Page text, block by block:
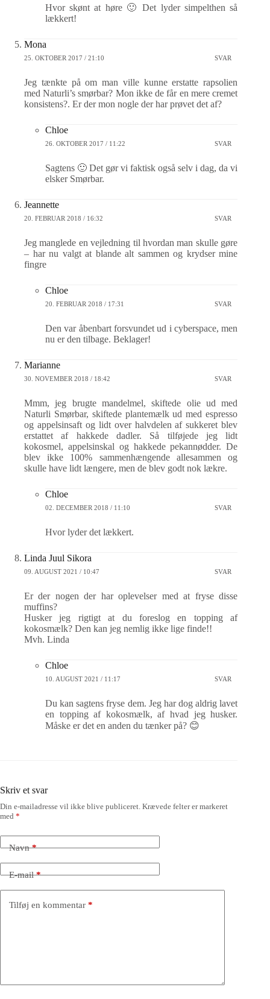
Hvor skønt at høre 🙂 Det lyder simpelthen så
lækkert!
Mona
25. OKTOBER 2017 / 21:10 SVAR
Jeg tænkte på om man ville kunne erstatte rapsolien
med Naturli’s smørbar? Mon ikke de får en mere cremet
konsistens?. Er der mon nogle der har prøvet det af?
Chloe
26. OKTOBER 2017 / 11:22 SVAR
Sagtens 🙂 Det gør vi faktisk også selv i dag, da vi
elsker Smørbar.
Jeannette
20. FEBRUAR 2018 / 16:32 SVAR
Jeg manglede en vejledning til hvordan man skulle gøre
– har nu valgt at blande alt sammen og krydser mine
fingre
Chloe
20. FEBRUAR 2018 / 17:31 SVAR
Den var åbenbart forsvundet ud i cyberspace, men
nu er den tilbage. Beklager!
Marianne
30. NOVEMBER 2018 / 18:42 SVAR
Mmm, jeg brugte mandelmel, skiftede olie ud med
Naturli Smørbar, skiftede plantemælk ud med espresso
og appelsinsaft og lidt over halvdelen af sukkeret blev
erstattet af hakkede dadler. Så tilføjede jeg lidt
kokosmel, appelsinskal og hakkede pekannødder. De
blev ikke 100% sammenhængende allesammen og
skulle have lidt længere, men de blev godt nok lækre.
Chloe
02. DECEMBER 2018 / 11:10 SVAR
Hvor lyder det lækkert.
Linda Juul Sikora
09. AUGUST 2021 / 10:47 SVAR
Er der nogen der har oplevelser med at fryse disse
muffins?
Husker jeg rigtigt at du foreslog en topping af
kokosmælk? Den kan jeg nemlig ikke lige finde!!
Mvh. Linda
Chloe
10. AUGUST 2021 / 11:17 SVAR
Du kan sagtens fryse dem. Jeg har dog aldrig lavet
en topping af kokosmælk, af hvad jeg husker.
Måske er det en anden du tænker på? 😊
Skriv et svar
Din e-mailadresse vil ikke blive publiceret. Krævede felter er markeret
med *
Navn*
E-mail*
Tilføj en kommentar *